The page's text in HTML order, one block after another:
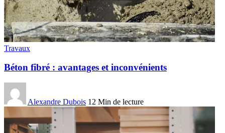
Travaux
Béton fibré : avantages et inconvénients
Alexandre Dubois 12 Min de lecture